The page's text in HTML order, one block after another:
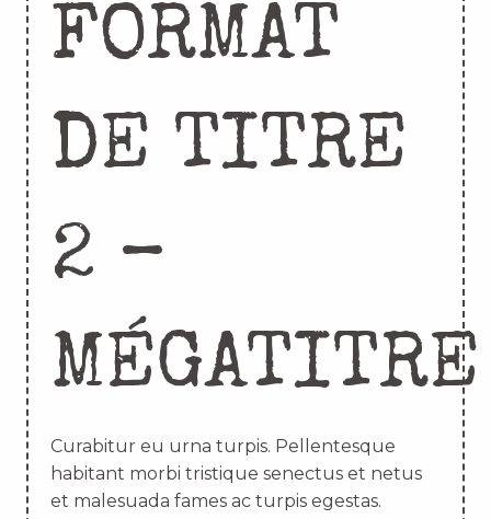
FORMAT
DE TITRE
2 –
MÉGATITRE
Curabitur eu urna turpis. Pellentesque
habitant morbi tristique senectus et netus
et malesuada fames ac turpis egestas.